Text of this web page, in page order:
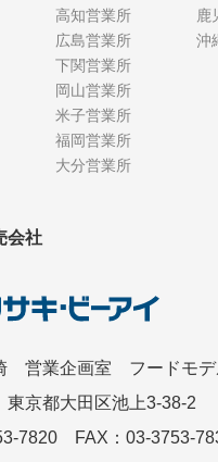
高知営業所
広島営業所
下関営業所
岡山営業所
米子営業所
福岡営業所
大分営業所
鹿
沖
会社
営業企画室 フードモデ
京都大田区池上3-38-2
7820 FAX：03-3753-